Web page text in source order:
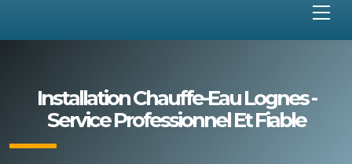
Installation Chauffe-Eau Lognes -
Service Professionnel Et Fiable